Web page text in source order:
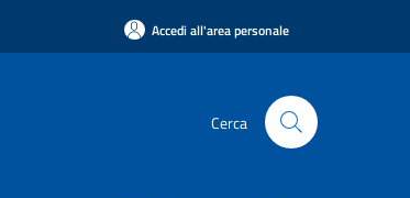
Accedi all'area personale
Cerca